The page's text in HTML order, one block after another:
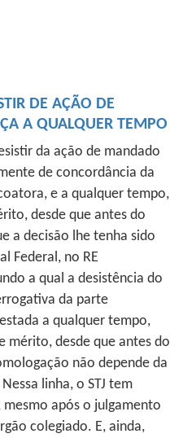
DE AÇÃO DE
A QUALQUER TEMPO
da ação de mandado
de concordância da
e a qualquer tempo,
desde que antes do
a decisão lhe tenha sido
Federal, no RE
a qual a desistência do
da parte
a qualquer tempo,
mérito, desde que antes do
não depende da
linha, o STJ tem
após o julgamento
colegiado. E, ainda,